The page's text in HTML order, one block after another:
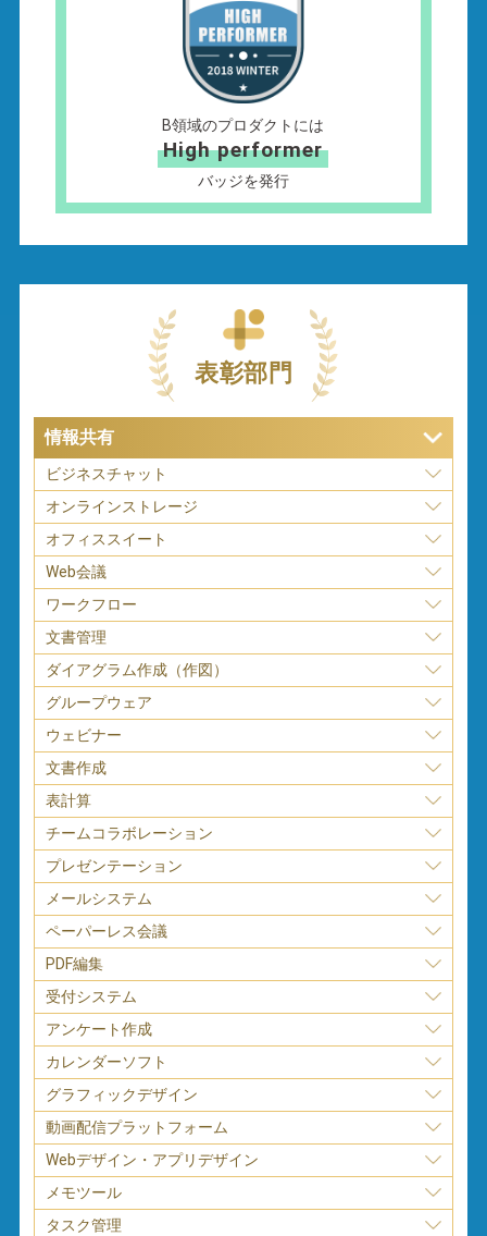
B領域のプロダクトには
High performer
バッジを発行
表彰部門
情報共有
ビジネスチャット
オンラインストレージ
オフィススイート
Web会議
ワークフロー
文書管理
ダイアグラム作成（作図）
グループウェア
ウェビナー
文書作成
表計算
チームコラボレーション
プレゼンテーション
メールシステム
ペーパーレス会議
PDF編集
受付システム
アンケート作成
カレンダーソフト
グラフィックデザイン
動画配信プラットフォーム
Webデザイン・アプリデザイン
メモツール
タスク管理